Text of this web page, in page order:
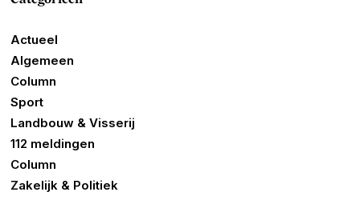
Actueel
Algemeen
Column
Sport
Landbouw & Visserij
112 meldingen
Column
Zakelijk & Politiek